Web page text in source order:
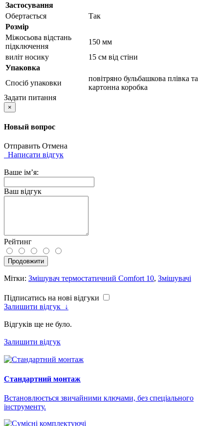
Застосування
Обертається
Так
Розмір
Міжосьова відстань
підключення
150 мм
виліт носику
15 см від стіни
Упаковка
Спосіб упаковки
повітряно бульбашкова плівка та
картонна коробка
Задати питання
×
Новый вопрос
Отправить Отмена
Написати відгук
Ваше ім’я:
Ваш відгук
Рейтинг
Продовжити
Мітки: Змішувач термостатичний Comfort 10, Змішувачі
Підписатись на нові відгуки
Залишити відгук ↓
Відгуків ще не було.
Залишити відгук
Стандартний монтаж
Встановлюється звичайними ключами, без спеціального
інструменту.